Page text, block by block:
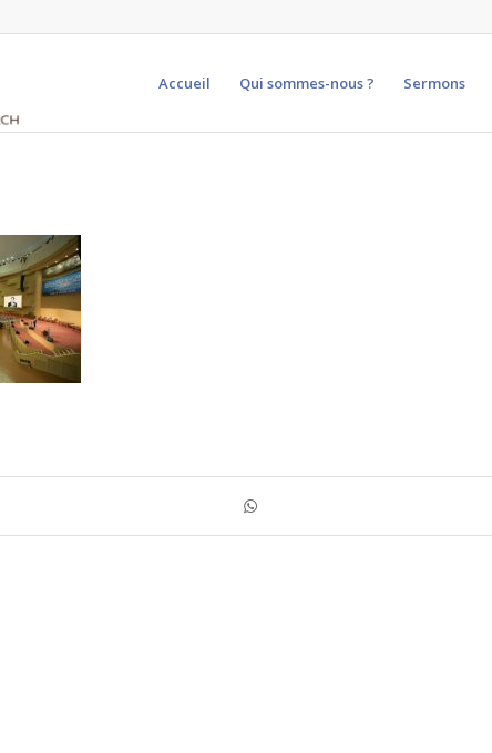
Accueil Qui sommes-nous ? Sermons